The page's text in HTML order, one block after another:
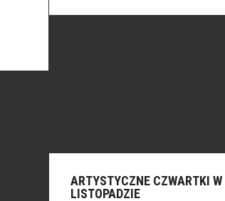
ARTYSTYCZNE CZWARTKI W
LISTOPADZIE